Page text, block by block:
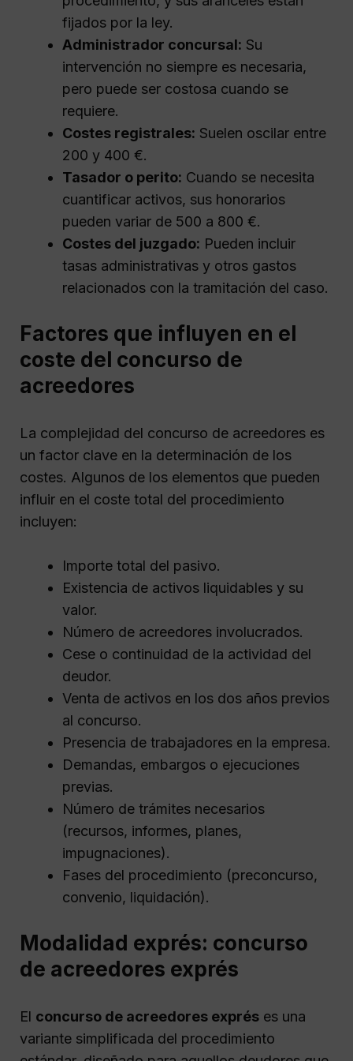
fijados por la ley.
Administrador concursal: Su
intervención no siempre es necesaria,
pero puede ser costosa cuando se
requiere.
Costes registrales: Suelen oscilar entre
200 y 400 €.
Tasador o perito: Cuando se necesita
cuantificar activos, sus honorarios
pueden variar de 500 a 800 €.
Costes del juzgado: Pueden incluir
tasas administrativas y otros gastos
relacionados con la tramitación del caso.
Factores que influyen en el
coste del concurso de
acreedores
La complejidad del concurso de acreedores es
un factor clave en la determinación de los
costes. Algunos de los elementos que pueden
influir en el coste total del procedimiento
incluyen:
Importe total del pasivo.
Existencia de activos liquidables y su
valor.
Número de acreedores involucrados.
Cese o continuidad de la actividad del
deudor.
Venta de activos en los dos años previos
al concurso.
Presencia de trabajadores en la empresa.
Demandas, embargos o ejecuciones
previas.
Número de trámites necesarios
(recursos, informes, planes,
impugnaciones).
Fases del procedimiento (preconcurso,
convenio, liquidación).
Modalidad exprés: concurso
de acreedores exprés
El concurso de acreedores exprés es una
variante simplificada del procedimiento